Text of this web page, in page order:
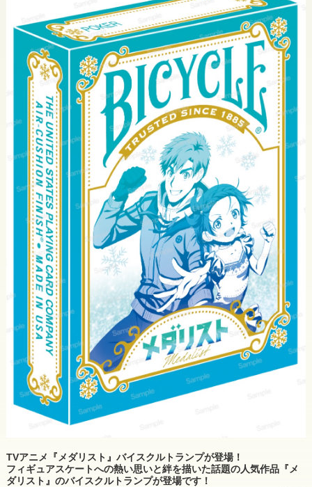
TVアニメ『メダリスト』バイスクルトランプが登場！
フィギュアスケートへの熱い思いと絆を描いた話題の人気作品『メ
ダリスト』のバイスクルトランプが登場です！